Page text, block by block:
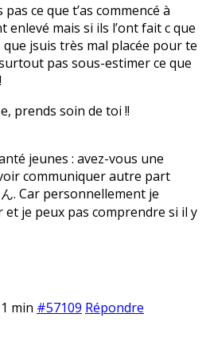
ce que t’as commencé à
enlevé mais si ils l’ont fait c que
que jsuis très mal placée pour te
pas sous-estimer ce que
prends soin de toi !!
jeunes : avez-vous une
communiquer autre part
ん. Car personnellement je
et je peux pas comprendre si il y
min #57109 Répondre